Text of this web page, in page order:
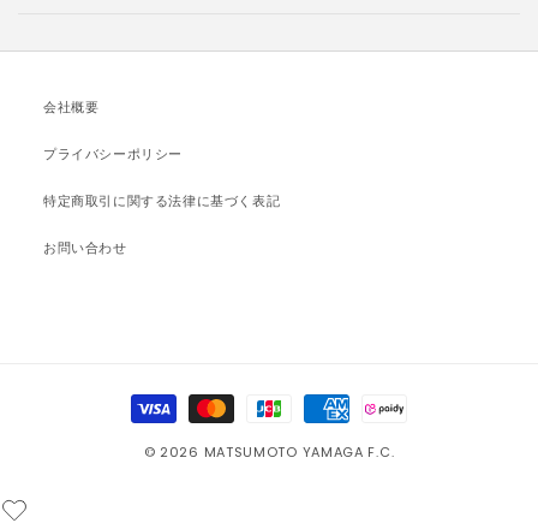
会社概要
プライバシーポリシー
特定商取引に関する法律に基づく表記
お問い合わせ
決
済
© 2026 MATSUMOTO YAMAGA F.C.